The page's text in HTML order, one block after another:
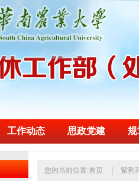
工作动态 思政党建 规
您的当前位置:首页 紫荆